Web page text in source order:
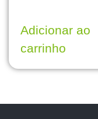
Adicionar ao
carrinho